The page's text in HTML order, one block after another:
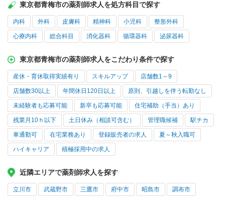
東京都青梅市の薬剤師求人を処方科目で探す
内科 外科 皮膚科 精神科 小児科 整形外科
心療内科 総合科目 消化器科 循環器科 泌尿器科
東京都青梅市の薬剤師求人をこだわり条件で探す
産休・育休取得実績有り スキルアップ 店舗数1～9
店舗数30以上 年間休日120日以上 原則、引越しを伴う転勤なし
未経験者も応募可能 新卒も応募可能 住宅補助（手当）あり
残業月10ｈ以下 土日休み（相談可含む） 管理職候補 駅チカ
車通勤可 在宅業務あり 登録販売者の求人 夏～秋入職可
ハイキャリア 積極採用中の求人
近隣エリアで薬剤師求人を探す
立川市 武蔵野市 三鷹市 府中市 昭島市 調布市